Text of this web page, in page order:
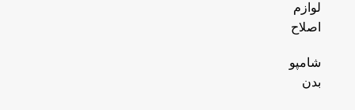
لوازم
اصلاح
شامپو
بدن